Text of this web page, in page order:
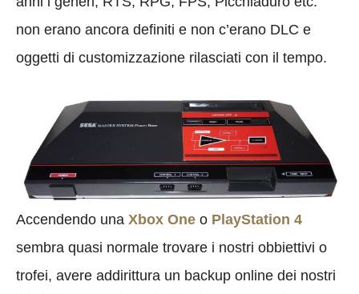
non erano ancora definiti e non c’erano DLC e
oggetti di customizzazione rilasciati con il tempo.
Accendendo una Xbox One o PlayStation 4
sembra quasi normale trovare i nostri obbiettivi o
trofei, avere addirittura un backup online dei nostri